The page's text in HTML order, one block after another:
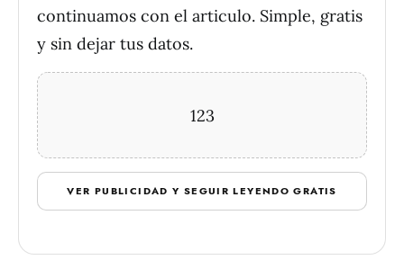
continuamos con el articulo. Simple, gratis
y sin dejar tus datos.
123
VER PUBLICIDAD Y SEGUIR LEYENDO GRATIS